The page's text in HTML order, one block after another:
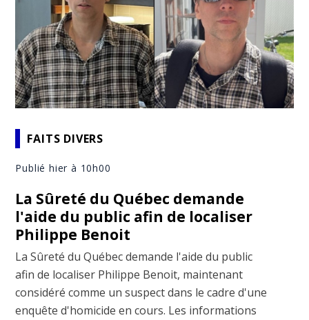
FAITS DIVERS
Publié hier à 10h00
La Sûreté du Québec demande
l'aide du public afin de localiser
Philippe Benoit
La Sûreté du Québec demande l'aide du public
afin de localiser Philippe Benoit, maintenant
considéré comme un suspect dans le cadre d'une
enquête d'homicide en cours. Les informations